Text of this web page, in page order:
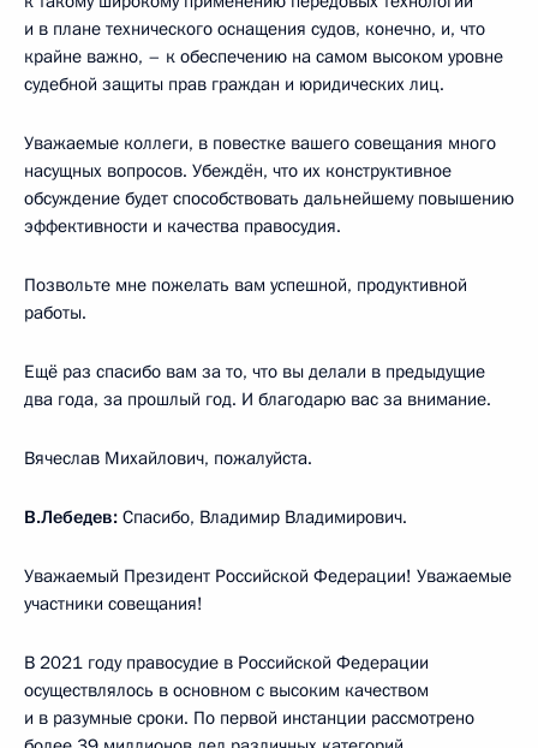
и в плане технического оснащения судов, конечно, и, что
крайне важно, – к обеспечению на самом высоком уровне
судебной защиты прав граждан и юридических лиц.
Уважаемые коллеги, в повестке вашего совещания много
насущных вопросов. Убеждён, что их конструктивное
обсуждение будет способствовать дальнейшему повышению
эффективности и качества правосудия.
Позвольте мне пожелать вам успешной, продуктивной
работы.
Ещё раз спасибо вам за то, что вы делали в предыдущие
два года, за прошлый год. И благодарю вас за внимание.
Вячеслав Михайлович, пожалуйста.
В.Лебедев: Спасибо, Владимир Владимирович.
Уважаемый Президент Российской Федерации! Уважаемые
участники совещания!
В 2021 году правосудие в Российской Федерации
осуществлялось в основном с высоким качеством
и в разумные сроки. По первой инстанции рассмотрено